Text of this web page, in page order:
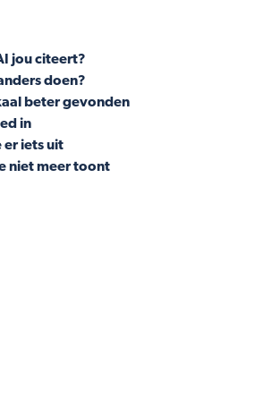
jou citeert?
doen?
beter gevonden
in
er iets uit
niet meer toont